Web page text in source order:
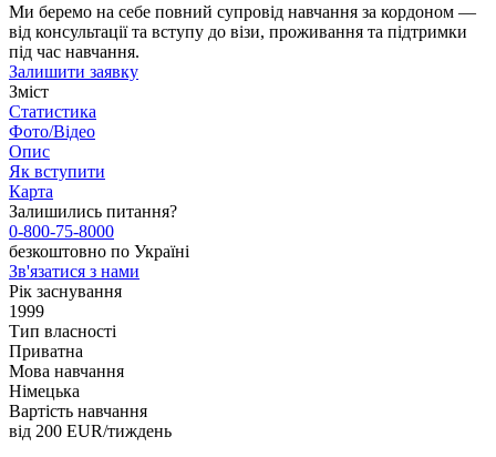
Ми беремо на себе повний супровід навчання за кордоном —
від консультації та вступу до візи, проживання та підтримки
під час навчання.
Залишити заявку
Зміст
Статистика
Фото/Відео
Опис
Як вступити
Карта
Залишились питання?
0-800-75-8000
безкоштовно по Україні
Зв'язатися з нами
Рік заснування
1999
Тип власності
Приватна
Мова навчання
Німецька
Вартість навчання
від 200 EUR/тиждень